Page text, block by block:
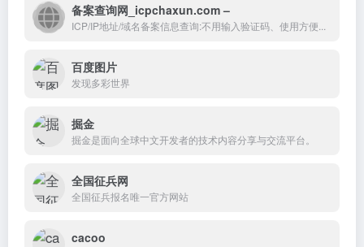
备案查询网_icpchaxun.com –
ICP/IP地址/域名备案信息查询:不用输入验证码、使用方便...
百度图片
发现多彩世界
掘金
掘金是面向全球中文开发者的技术内容分享与交流平台。
全国征兵网
全国征兵报名唯一官方网站
cacoo